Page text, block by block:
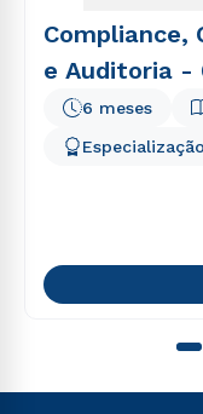
Compliance,
e Auditoria -
6 meses
Especialização